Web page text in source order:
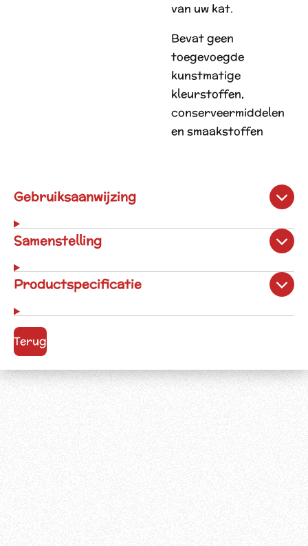
van uw kat.
Bevat geen
toegevoegde
kunstmatige
kleurstoffen,
conserveermiddelen
en smaakstoffen
Gebruiksaanwijzing
Samenstelling
Productspecificatie
Terug